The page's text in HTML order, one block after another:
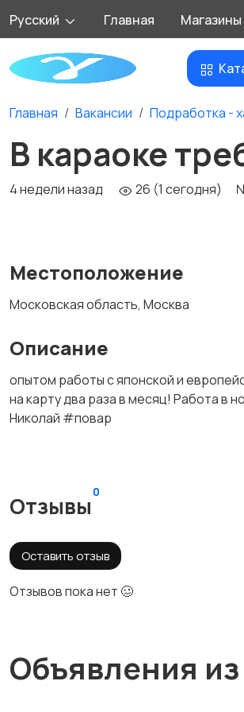
Русский Главная Магазины
Главная Вакансии Подработка -
В караоке
4 недели назад 26 (1 сегодня)
Местоположение
Московская область, Москва
Описание
опытом работы с японской и
на карту два раза в месяц! Работа в
Николай #повар
Отзывы
0
Оставить отзыв
Отзывов пока нет 🥴
Объявления